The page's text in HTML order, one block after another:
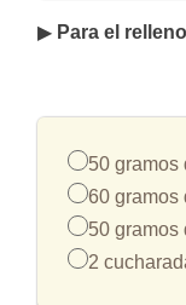
▶ Para el relleno
50 gramos
60 gramos
50 gramos
2